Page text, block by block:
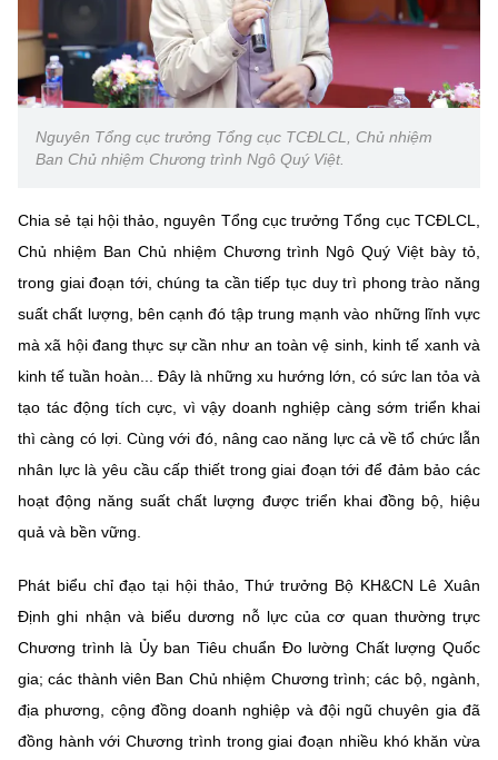
Nguyên Tổng cục trưởng Tổng cục TCĐLCL, Chủ nhiệm
Ban Chủ nhiệm Chương trình Ngô Quý Việt.
Chia sẻ tại hội thảo, nguyên Tổng cục trưởng Tổng cục TCĐLCL,
Chủ nhiệm Ban Chủ nhiệm Chương trình Ngô Quý Việt bày tỏ,
trong giai đoạn tới, chúng ta cần tiếp tục duy trì phong trào năng
suất chất lượng, bên cạnh đó tập trung mạnh vào những lĩnh vực
mà xã hội đang thực sự cần như an toàn vệ sinh, kinh tế xanh và
kinh tế tuần hoàn... Đây là những xu hướng lớn, có sức lan tỏa và
tạo tác động tích cực, vì vậy doanh nghiệp càng sớm triển khai
thì càng có lợi. Cùng với đó, nâng cao năng lực cả về tổ chức lẫn
nhân lực là yêu cầu cấp thiết trong giai đoạn tới để đảm bảo các
hoạt động năng suất chất lượng được triển khai đồng bộ, hiệu
quả và bền vững.
Phát biểu chỉ đạo tại hội thảo, Thứ trưởng Bộ KH&CN Lê Xuân
Định ghi nhận và biểu dương nỗ lực của cơ quan thường trực
Chương trình là Ủy ban Tiêu chuẩn Đo lường Chất lượng Quốc
gia; các thành viên Ban Chủ nhiệm Chương trình; các bộ, ngành,
địa phương, cộng đồng doanh nghiệp và đội ngũ chuyên gia đã
đồng hành với Chương trình trong giai đoạn nhiều khó khăn vừa